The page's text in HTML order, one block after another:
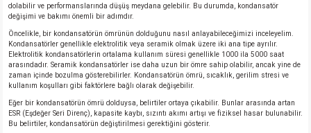
dolabilir ve performanslarında düşüş meydana gelebilir. Bu durumda, kondansatör
değişimi ve bakımı önemli bir adımdır.
Öncelikle, bir kondansatörün ömrünün dolduğunu nasıl anlayabileceğimizi inceleyelim.
Kondansatörler genellikle elektrolitik veya seramik olmak üzere iki ana tipe ayrılır.
Elektrolitik kondansatörlerin ortalama kullanım süresi genellikle 1000 ila 5000 saat
arasındadır. Seramik kondansatörler ise daha uzun bir ömre sahip olabilir, ancak yine de
zaman içinde bozulma gösterebilirler. Kondansatörün ömrü, sıcaklık, gerilim stresi ve
kullanım koşulları gibi faktörlere bağlı olarak değişebilir.
Eğer bir kondansatörün ömrü dolduysa, belirtiler ortaya çıkabilir. Bunlar arasında artan
ESR (Eşdeğer Seri Direnç), kapasite kaybı, sızıntı akımı artışı ve fiziksel hasar bulunabilir.
Bu belirtiler, kondansatörün değiştirilmesi gerektiğini gösterir.